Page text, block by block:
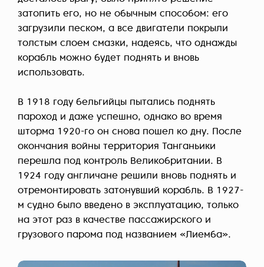
затопить его, но не обычным способом: его
загрузили песком, а все двигатели покрыли
толстым слоем смазки, надеясь, что однажды
корабль можно будет поднять и вновь
использовать.
В 1918 году бельгийцы пытались поднять
пароход и даже успешно, однако во время
шторма 1920-го он снова пошел ко дну. После
окончания войны территория Танганьики
перешла под контроль Великобритании. В
1924 году англичане решили вновь поднять и
отремонтировать затонувший корабль. В 1927-
м судно было введено в эксплуатацию, только
на этот раз в качестве пассажирского и
грузового парома под названием «Лиемба».